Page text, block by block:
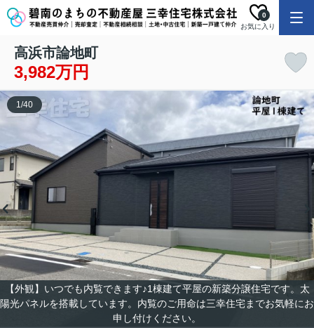
お気に入り
0
高浜市論地町
3,982万円
【外観】いつでも内覧できます♪1棟建て平屋の新築分譲住宅です。太
陽光パネルを搭載しています。内覧のご用命は三幸住宅までお気軽にお
申し付けください。
1/40